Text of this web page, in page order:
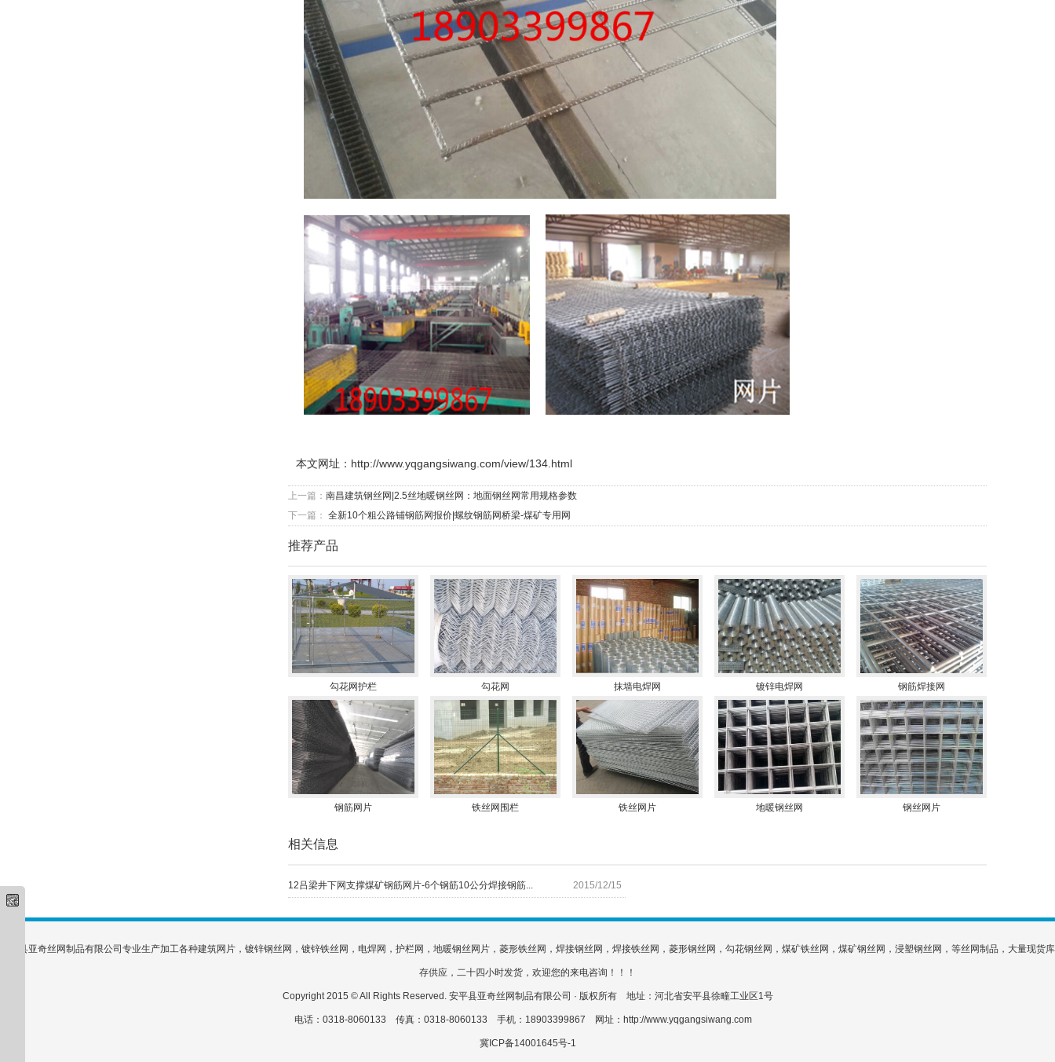
本文网址： http://www.yqgangsiwang.com/view/134.html
上一篇： 南昌建筑钢丝网|2.5丝地暖钢丝网：地面钢丝网常用规格参数
下一篇： 全新10个粗公路铺钢筋网报价|螺纹钢筋网桥梁-煤矿专用网
推荐产品
勾花网护栏 勾花网 抹墙电焊网 镀锌电焊网 钢筋焊接网
钢筋网片 铁丝网围栏 铁丝网片 地暖钢丝网 钢丝网片
相关信息
2015/12/15
12吕梁井下网支撑煤矿钢筋网片-6个钢筋10公分焊接钢筋...
安平县亚奇丝网制品有限公司专业生产加工各种建筑网片，镀锌钢丝网，镀锌铁丝网，电焊网，护栏网，地暖钢丝网片，菱形铁丝网，焊接钢丝网，焊接铁丝网，菱形钢丝网，勾花钢丝网，煤矿铁丝网，煤矿钢丝网，浸塑钢丝网，等丝网制品，大量现货库
存供应，二十四小时发货，欢迎您的来电咨询！！！
Copyright 2015 © All Rights Reserved. 安平县亚奇丝网制品有限公司 · 版权所有 地址：河北省安平县徐疃工业区1号
电话：0318-8060133 传真：0318-8060133 手机：18903399867 网址：http://www.yqgangsiwang.com
冀ICP备14001645号-1